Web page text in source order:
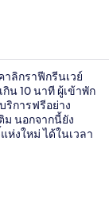
าลิกราฟีกรีนเวย์
น 10 นาที ผู้เข้าพัก
ริการฟรีอย่าง
ม นอกจากนี้ยัง
ห่งใหม่ ได้ในเวลา